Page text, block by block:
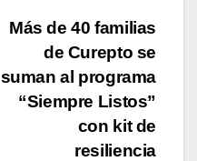
Más de 40 familias
de Curepto se
suman al programa
“Siempre Listos”
con kit de
resiliencia